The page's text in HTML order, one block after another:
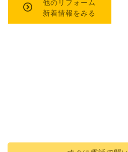
他の リフォーム
新着情報をみる